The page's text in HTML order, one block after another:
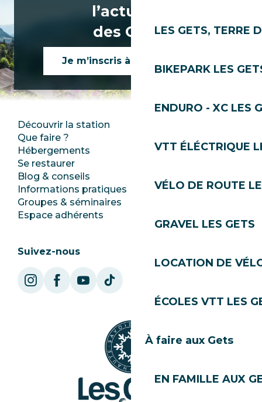
LES GETS, TERRE
BIKEPARK LES
ENDURO - XC LES
VTT ÉLÉCTRIQUE
VÉLO DE ROUTE
GRAVEL LES GETS
LOCATION DE
ÉCOLES VTT LES
À faire aux Gets
EN FAMILLE AUX
l’actualité
des Gets !
Je m’inscris à la newsletter
Découvrir la station
Que faire ?
Hébergements
Se restaurer
Blog & conseils
Informations pratiques
Groupes & séminaires
Espace adhérents
Club Les Gets
Documentation
Ecotourisme
Mairie
Suivez-nous